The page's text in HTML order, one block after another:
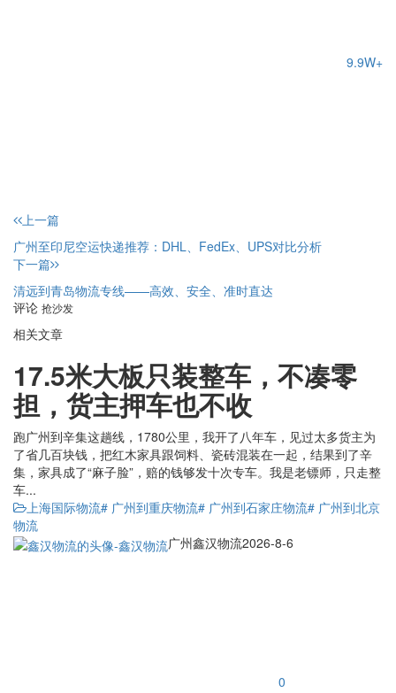
9.9W+
上一篇
广州至印尼空运快递推荐：DHL、FedEx、UPS对比分析
下一篇
清远到青岛物流专线——高效、安全、准时直达
评论 抢沙发
相关文章
17.5米大板只装整车，不凑零
担，货主押车也不收
跑广州到辛集这趟线，1780公里，我开了八年车，见过太多货主为
了省几百块钱，把红木家具跟饲料、瓷砖混装在一起，结果到了辛
集，家具成了“麻子脸”，赔的钱够发十次专车。我是老镖师，只走整
车...
上海国际物流# 广州到重庆物流# 广州到石家庄物流# 广州到北京
物流
广州鑫汉物流2026-8-6
0